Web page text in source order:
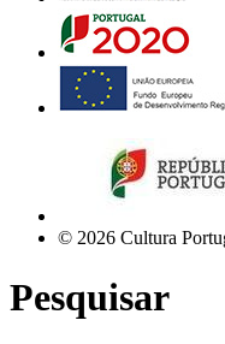
© 2026 Cultura
Pesquisar